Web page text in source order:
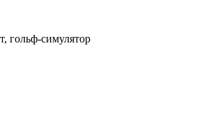
гольф-симулятор